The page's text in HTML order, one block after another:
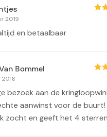
2019
en betaalbaar
Bommel
2018
bezoek aan de
aanwinst voor de buurt!
zocht en geeft het 4